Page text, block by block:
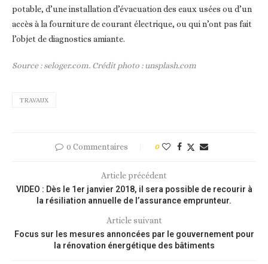
potable, d’une installation d’évacuation des eaux usées ou d’un
accès à la fourniture de courant électrique, ou qui n’ont pas fait
l’objet de diagnostics amiante.
Source : seloger.com. Crédit photo : unsplash.com
TRAVAUX
0 Commentaires 0
Article précédent
VIDEO : Dès le 1er janvier 2018, il sera possible de recourir à
la résiliation annuelle de l’assurance emprunteur.
Article suivant
Focus sur les mesures annoncées par le gouvernement pour
la rénovation énergétique des bâtiments